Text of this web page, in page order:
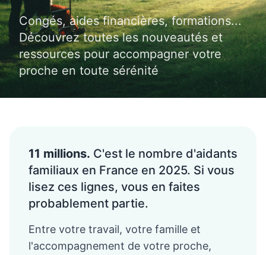
Congés, aides financières, formations...
Découvrez toutes les nouveautés et
ressources pour accompagner votre
proche en toute sérénité
11 millions. C'est le nombre d'aidants
familiaux en France en 2025. Si vous
lisez ces lignes, vous en faites
probablement partie.
Entre votre travail, votre famille et
l'accompagnement de votre proche,